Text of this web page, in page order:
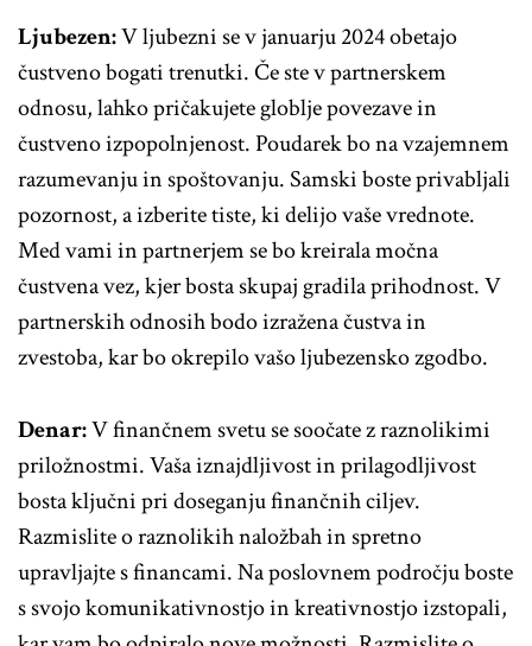
Ljubezen:V ljubezni se v januarju 2024 obetajo
čustveno bogati trenutki. Če ste v partnerskem
odnosu, lahko pričakujete globlje povezave in
čustveno izpopolnjenost. Poudarek bo na vzajemnem
razumevanju in spoštovanju. Samski boste privabljali
pozornost, a izberite tiste, ki delijo vaše vrednote.
Med vami in partnerjem se bo kreirala močna
čustvena vez, kjer bosta skupaj gradila prihodnost. V
partnerskih odnosih bodo izražena čustva in
zvestoba, kar bo okrepilo vašo ljubezensko zgodbo.
Denar:V finančnem svetu se soočate z raznolikimi
priložnostmi. Vaša iznajdljivost in prilagodljivost
bosta ključni pri doseganju finančnih ciljev.
Razmislite o raznolikih naložbah in spretno
upravljajte s financami. Na poslovnem področju boste
s svojo komunikativnostjo in kreativnostjo izstopali,